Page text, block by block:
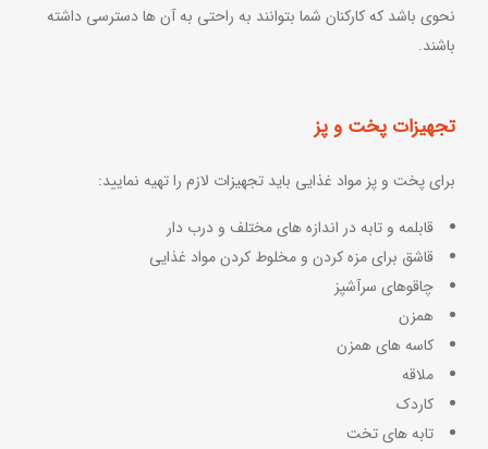
نحوی باشد که کارکنان شما بتوانند به راحتی به آن ها دسترسی داشته
باشند.
تجهیزات پخت و پز
برای پخت و پز مواد غذایی باید تجهیزات لازم را تهیه نمایید:
قابلمه و تابه در اندازه های مختلف و درب دار
قاشق برای مزه کردن و مخلوط کردن مواد غذایی
چاقوهای سرآشپز
همزن
کاسه های همزن
ملاقه
کاردک
تابه های تخت